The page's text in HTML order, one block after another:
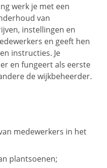
werk je met een
van
instellingen en
en geeft hen
instructies. Je
en fungeert als eerste
de wijkbeheerder.
medewerkers in het
plantsoenen;